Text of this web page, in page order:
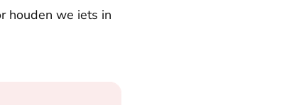
houden we iets in